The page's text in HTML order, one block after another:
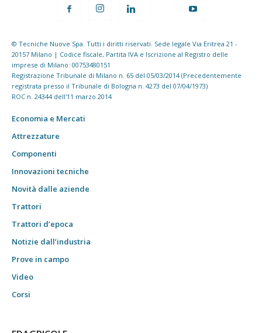
© Tecniche Nuove Spa. Tutti i diritti riservati. Sede legale Via Eritrea 21 -
20157 Milano | Codice fiscale, Partita IVA e Iscrizione al Registro delle
imprese di Milano: 00753480151
Registrazione Tribunale di Milano n. 65 del 05/03/2014 (Precedentemente
registrata presso il Tribunale di Bologna n. 4273 del 07/04/1973)
ROC n. 24344 dell'11 marzo 2014
Economia e Mercati
Attrezzature
Componenti
Innovazioni tecniche
Novità dalle aziende
Trattori
Trattori d’epoca
Notizie dall’industria
Prove in campo
Video
Corsi